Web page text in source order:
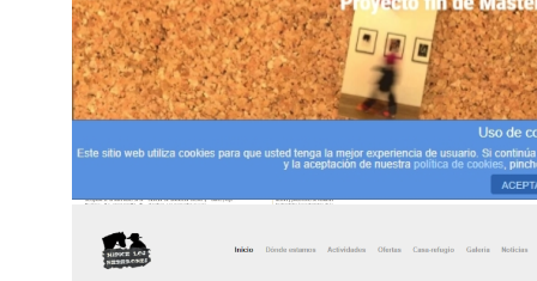
Maquetación de revista
Maquetación de revista